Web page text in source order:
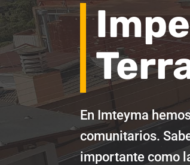
En Imteyma
comunitarios.
importante como